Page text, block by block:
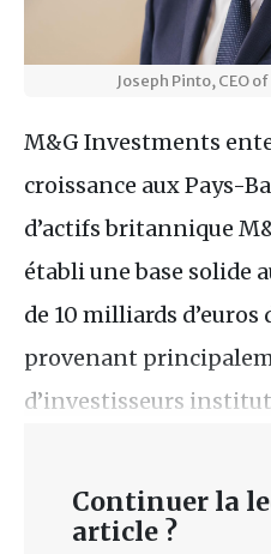
Joseph Pinto, CEO
M&G Investments
croissance aux Pays-
d’actifs britannique
établi une base solide
de 10 milliards d’euros
provenant
d’investisseurs
Continuer la
article ?